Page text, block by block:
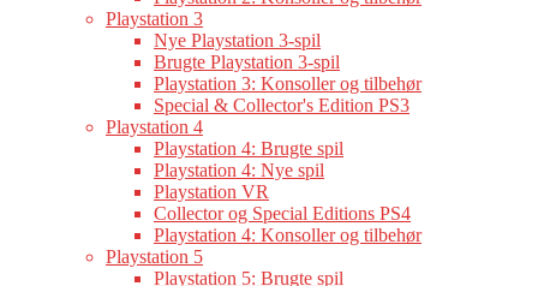
Playstation 3
Nye Playstation 3-spil
Brugte Playstation 3-spil
Playstation 3: Konsoller og tilbehør
Special & Collector's Edition PS3
Playstation 4
Playstation 4: Brugte spil
Playstation 4: Nye spil
Playstation VR
Collector og Special Editions PS4
Playstation 4: Konsoller og tilbehør
Playstation 5
Playstation 5: Brugte spil